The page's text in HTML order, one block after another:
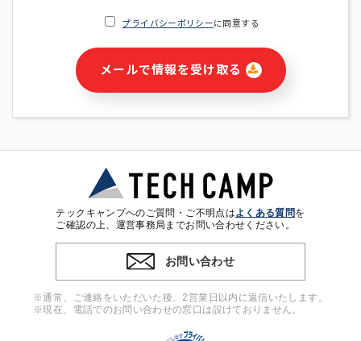
・ご請求された資料の送付のため
・本サービス及び本サービスに関連する情報(当社及び第三者の
サービス又は商品等の広告配信・宣伝を含みますが、それらに
・個人(法人の場合は担当者)を識別できない形式に加工した統
計情報の作成および利用
※上記の利用目的に基づいた本人への連絡及び配信について
4. 個人情報の第三者提供
ンをとるために、氏名等の一部の情報をサービス内で使用する
チャットツールで発信することにより、本サービスの他の利用
者等に提供することがあります。
プライバシーポリシーに同意する
メールで情報を受け取る
テックキャンプへのご質問・ご不明点はよくある質問を
ご確認の上、運営事務局までお問い合わせください。
お問い合わせ
※通常、ご連絡をいただいた後、2営業日以内に返信いたします。
※現在、電話でのお問い合わせの窓口は設けておりません。